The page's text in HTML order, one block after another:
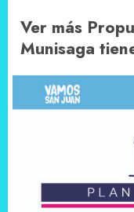
Ver más
Munisaga